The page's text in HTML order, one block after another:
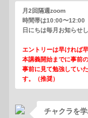
月2回隔週zoom
時間帯は10:00〜12:00
日にちは毎月お知らせし
エントリーは早ければ
本講義開始までに事前
事前に見て勉強してい
す。（推奨）
チャクラを